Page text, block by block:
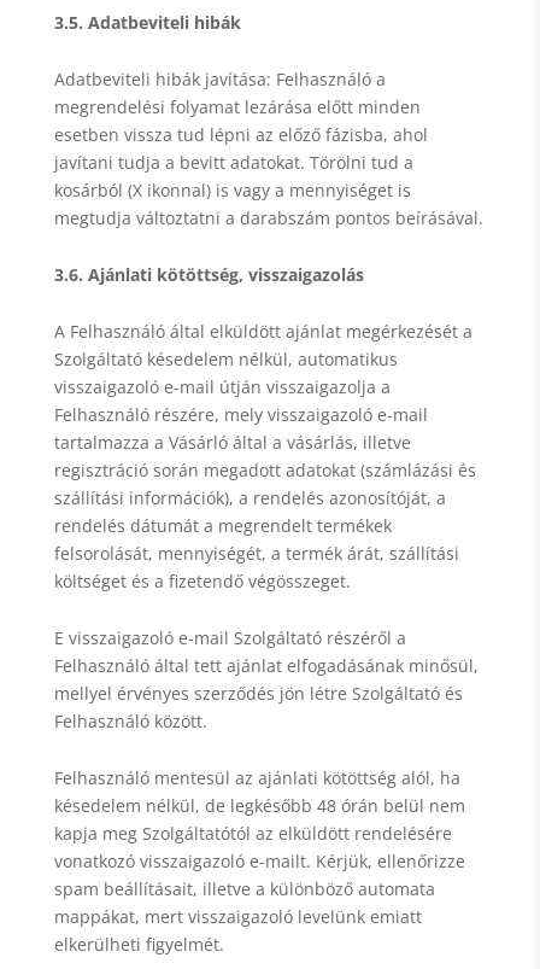
3.5. Adatbeviteli hibák
Adatbeviteli hibák javítása: Felhasználó a
megrendelési folyamat lezárása előtt minden
esetben vissza tud lépni az előző fázisba, ahol
javítani tudja a bevitt adatokat. Törölni tud a
kosárból (X ikonnal) is vagy a mennyiséget is
megtudja változtatni a darabszám pontos beírásával.
3.6. Ajánlati kötöttség, visszaigazolás
A Felhasználó által elküldött ajánlat megérkezését a
Szolgáltató késedelem nélkül, automatikus
visszaigazoló e-mail útján visszaigazolja a
Felhasználó részére, mely visszaigazoló e-mail
tartalmazza a Vásárló által a vásárlás, illetve
regisztráció során megadott adatokat (számlázási és
szállítási információk), a rendelés azonosítóját, a
rendelés dátumát a megrendelt termékek
felsorolását, mennyiségét, a termék árát, szállítási
költséget és a fizetendő végösszeget.
E visszaigazoló e-mail Szolgáltató részéről a
Felhasználó által tett ajánlat elfogadásának minősül,
mellyel érvényes szerződés jön létre Szolgáltató és
Felhasználó között.
Felhasználó mentesül az ajánlati kötöttség alól, ha
késedelem nélkül, de legkésőbb 48 órán belül nem
kapja meg Szolgáltatótól az elküldött rendelésére
vonatkozó visszaigazoló e-mailt. Kérjük, ellenőrizze
spam beállításait, illetve a különböző automata
mappákat, mert visszaigazoló levelünk emiatt
elkerülheti figyelmét.